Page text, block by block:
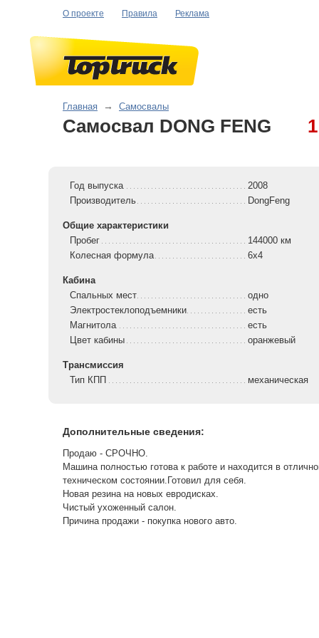
О проекте Правила Реклама
Главная → Самосвалы
Самосвал DONG FENG
Год выпуска
2008
Производитель
DongFeng
Общие характеристики
Пробег
144000 км
Колесная формула
6x4
Кабина
Спальных мест
одно
Электростеклоподъемники
есть
Магнитола
есть
Цвет кабины
оранжевый
Трансмиссия
Тип КПП
механическая
Дополнительные сведения:
Продаю - СРОЧНО.
Машина полностью готова к работе и находится в
техническом состоянии.Готовил для себя.
Новая резина на новых евродисках.
Чистый ухоженный салон.
Причина продажи - покупка нового авто.